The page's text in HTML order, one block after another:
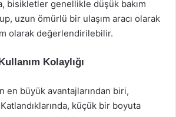
bisikletler genellikle düşük bakım
uzun ömürlü bir ulaşım aracı olarak
olarak değerlendirilebilir.
Kolaylığı
en büyük avantajlarından biri,
küçük bir boyuta